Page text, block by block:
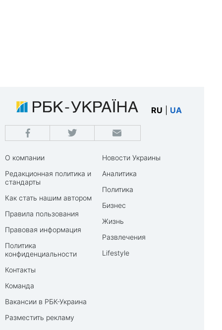
RU UA
О компании
Редакционная политика и
стандарты
Как стать нашим автором
Правила пользования
Правовая информация
Политика
конфиденциальности
Контакты
Команда
Вакансии в РБК-Украина
Разместить рекламу
Новости Украины
Аналитика
Политика
Бизнес
Жизнь
Развлечения
Lifestyle